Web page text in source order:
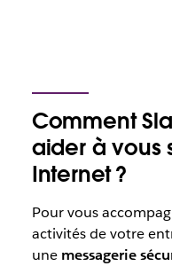
Comment
aider à vous
Internet ?
Pour vous
activités de votre
une messagerie